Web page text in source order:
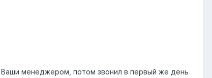
менеджером, потом звонил в первый же день